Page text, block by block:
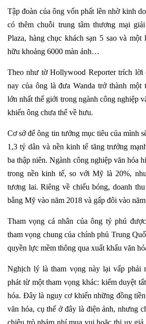
Tập đoàn của ông vốn phất lên nhờ kinh
có thêm chuỗi trung tâm thương mại
Plaza, hàng chục khách sạn 5 sao và một
hữu khoảng 6000 màn ảnh…
Theo như tờ Hollywood Reporter trích lời
nay của ông là đưa Wanda trở thành một
lớn nhất thế giới trong ngành công nghiệp
khiến ông chưa thể về hưu.
Cơ sở để ông tin tưởng mục tiêu của mình
1,3 tỷ dân và nền kinh tế tăng trưởng
ba thập niên. Ngành công nghiệp văn hóa
trong nền kinh tế, so với Mỹ là 20%,
tương lai. Riêng về chiếu bóng, doanh
bằng Mỹ vào năm 2018 và gấp đôi vào
Tham vọng cá nhân của ông tỷ phú
tham vọng chung của chính phủ Trung
quyền lực mềm thông qua xuất khẩu văn
Nghịch lý là tham vọng này lại vấp phải
phát từ một tham vọng khác: kiểm duyệt
hóa. Đây là nguy cơ khiến những đồng
văn hóa, cụ thể ở đây là điện ảnh, nhưng
chiêu trò nhảm nhí mua vui hoặc thị uy